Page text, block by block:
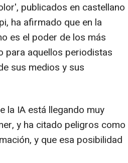
publicados en castellano
ha afirmado que en la
es el poder de los más
para aquellos periodistas
sus medios y sus
la IA está llegando muy
y ha citado peligros como
y que esa posibilidad